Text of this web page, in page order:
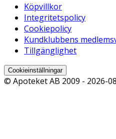
Köpvillkor
Integritetspolicy
Cookiepolicy
Kundklubbens
Tillgänglighet
Cookieinställningar
© Apoteket AB 2009 - 2026-